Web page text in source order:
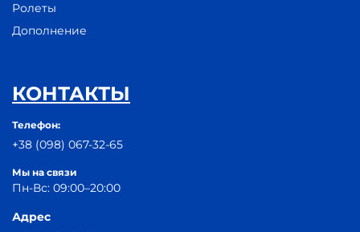
Ролеты
Дополнение
КОНТАКТЫ
Телефон:
+38 (098) 067-32-65
Мы на связи
Пн-Вс: 09:00–20:00
Адрес